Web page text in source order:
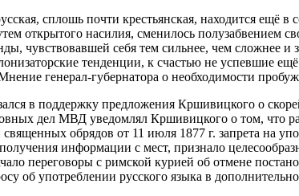
сплошь почти крестьянская, находится ещё
открытого насилия, сменилось полузабвением
чувствовавшей себя тем сильнее, чем сложнее
тенденции, к счастью не успевшие
генерал-губернатора о необходимости
в поддержку предложения Кршивицкого о
дел МВД уведомлял Кршивицкого о том, что
обрядов от 11 июля 1877 г. запрета на
информации с мест, признало
переговоры с римской курией об отмене
об употреблении русского языка в